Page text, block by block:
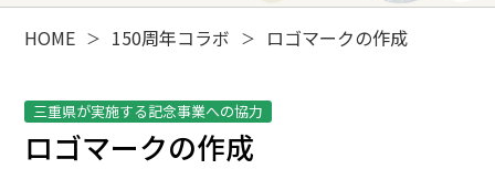
みえ150年の歩み
災害 戦争
HOME ＞ 150周年コラボ ＞ ロゴマークの作成
三重県が実施する記念事業への協力
ロゴマークの作成